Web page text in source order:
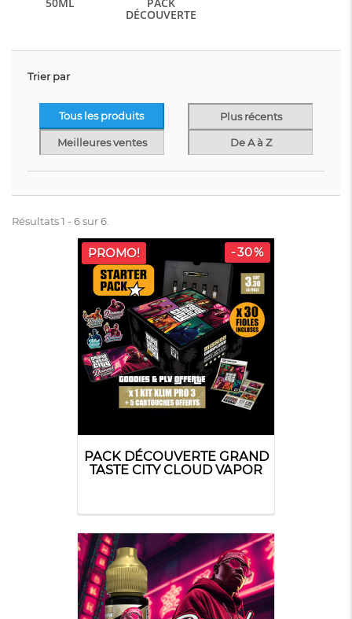
DÉCOUVERTE
Trier par
Tous les produits Plus récents
Meilleures ventes De A à Z
Résultats 1 - 6 sur 6.
PROMO! -30%
PACK DÉCOUVERTE GRAND
TASTE CITY CLOUD VAPOR